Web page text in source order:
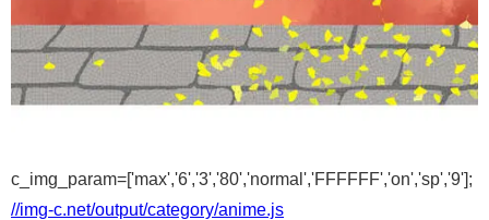
c_img_param=['max','6','3','80','normal','FFFFFF','on','sp','9'];
//img-c.net/output/category/anime.js